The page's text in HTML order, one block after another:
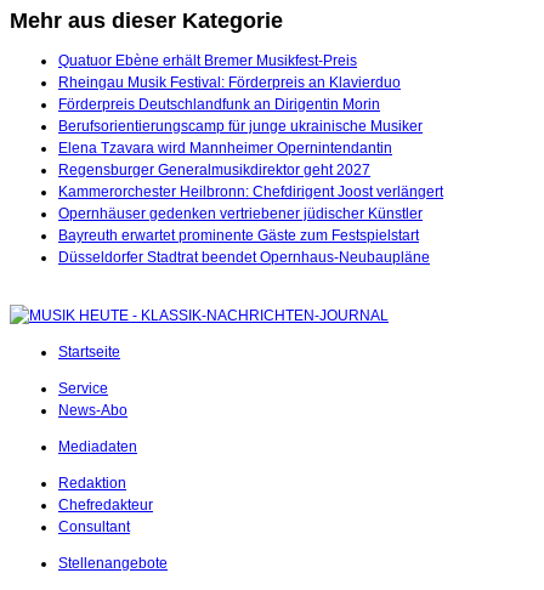
Mehr aus dieser Kategorie
Quatuor Ebène erhält Bremer Musikfest-Preis
Rheingau Musik Festival: Förderpreis an Klavierduo
Förderpreis Deutschlandfunk an Dirigentin Morin
Berufsorientierungscamp für junge ukrainische Musiker
Elena Tzavara wird Mannheimer Opernintendantin
Regensburger Generalmusikdirektor geht 2027
Kammerorchester Heilbronn: Chefdirigent Joost verlängert
Opernhäuser gedenken vertriebener jüdischer Künstler
Bayreuth erwartet prominente Gäste zum Festspielstart
Düsseldorfer Stadtrat beendet Opernhaus-Neubaupläne
Startseite
Service
News-Abo
Mediadaten
Redaktion
Chefredakteur
Consultant
Stellenangebote